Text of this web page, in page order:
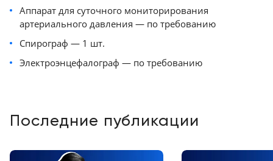
Краснодар
Аппарат для суточного мониторирования
артериального давления — по требованию
Спирограф — 1 шт.
Электроэнцефалограф — по требованию
Последние публикации